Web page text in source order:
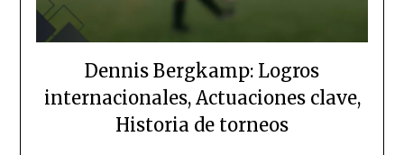
Dennis Bergkamp: Logros
internacionales, Actuaciones clave,
Historia de torneos